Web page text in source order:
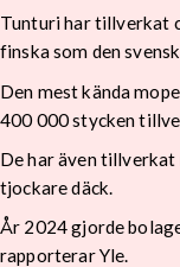
Tunturi har tillverkat
finska som den
Den mest kända
400 000 stycken
De har även tillverkat
tjockare däck.
År 2024 gjorde
rapporterar Yle.